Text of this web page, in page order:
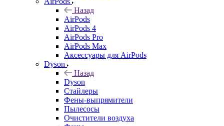
Назад
AirPods
AirPods 4
AirPods Pro
AirPods Max
Аксессуары для AirPods
Dyson
Назад
Dyson
Стайлеры
Фены-выпрямители
Пылесосы
Очистители воздуха